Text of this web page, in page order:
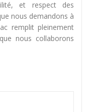
et respect des
nous demandons à
remplit pleinement
nous collaborons